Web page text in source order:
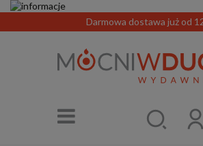
Darmowa dostawa już od